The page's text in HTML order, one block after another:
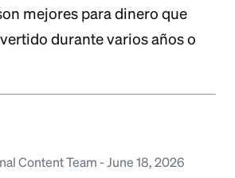
mejores para dinero que
durante varios años o
Content Team -June 18, 2026